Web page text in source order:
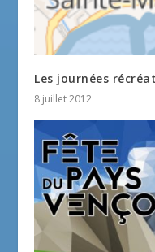
Les journées
8 juillet 2012